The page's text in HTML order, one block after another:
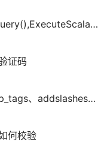
之间的区别
证码
、addslashes的解释
何校验